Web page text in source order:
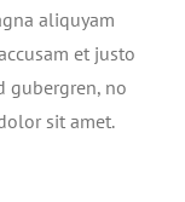
aliquyam
et justo
gubergren, no
sit amet.